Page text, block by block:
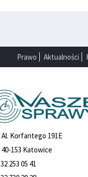
Prawo Aktualności
Al. Korfantego 191E
40-153 Katowice
32 253 05 41